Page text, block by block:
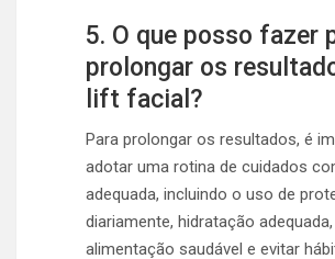
5. O que posso fazer
prolongar os
lift facial?
Para prolongar os resultados, é
adotar uma rotina de cuidados
adequada, incluindo o uso de
diariamente, hidratação adequada,
alimentação saudável e evitar